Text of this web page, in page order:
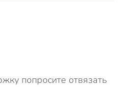
попросите отвязать